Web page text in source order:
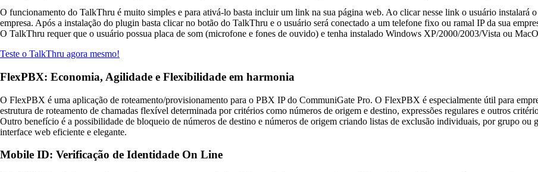
O funcionamento do TalkThru é muito simples e para ativá-lo basta incluir um link na sua página web. Ao clicar nesse link o usuário instalará
empresa. Após a instalação do plugin basta clicar no botão do TalkThru e o usuário será conectado a um telefone fixo ou ramal IP da sua
O TalkThru requer que o usuário possua placa de som (microfone e fones de ouvido) e tenha instalado Windows XP/2000/2003/Vista ou
Teste o TalkThru agora mesmo!
FlexPBX: Economia, Agilidade e Flexibilidade em harmonia
O FlexPBX é uma aplicação de roteamento/provisionamento para o PBX IP do CommuniGate Pro. O FlexPBX é especialmente útil para
estrutura de roteamento de chamadas flexível determinada por critérios como números de origem e destino, expressões regulares e outros
Outro benefício é a possibilidade de bloqueio de números de destino e números de origem criando listas de exclusão individuais, por grupo ou
interface web eficiente e elegante.
Mobile ID: Verificação de Identidade On Line